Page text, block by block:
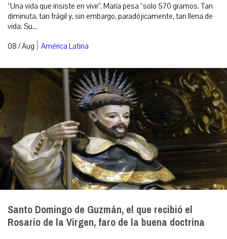
“Una vida que insiste en vivir”, María pesa “solo 570 gramos. Tan
diminuta, tan frágil y, sin embargo, paradójicamente, tan llena de
vida. Su...
08 / Aug | América Latina
Santo Domingo de Guzmán, el que recibió el
Rosario de la Virgen, faro de la buena doctrina